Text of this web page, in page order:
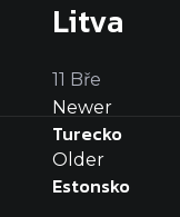
Litva
11 Bře
Newer
Turecko
Older
Estonsko